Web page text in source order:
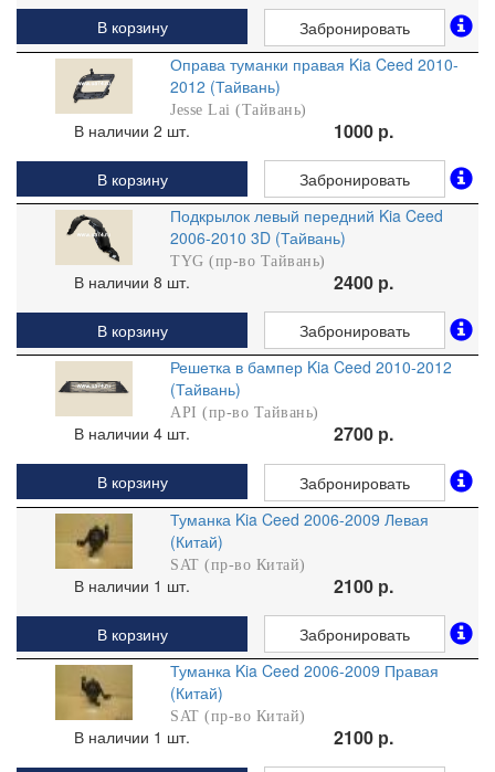
В корзину
Забронировать
Оправа туманки правая Kia Ceed 2010-
2012 (Тайвань)
Jesse Lai (Тайвань)
В наличии 2 шт. 1000 р.
В корзину
Забронировать
Подкрылок левый передний Kia Ceed
2006-2010 3D (Тайвань)
TYG (пр-во Тайвань)
В наличии 8 шт. 2400 р.
В корзину
Забронировать
Решетка в бампер Kia Ceed 2010-2012
(Тайвань)
API (пр-во Тайвань)
В наличии 4 шт. 2700 р.
В корзину
Забронировать
Туманка Kia Ceed 2006-2009 Левая
(Китай)
SAT (пр-во Китай)
В наличии 1 шт. 2100 р.
В корзину
Забронировать
Туманка Kia Ceed 2006-2009 Правая
(Китай)
SAT (пр-во Китай)
В наличии 1 шт. 2100 р.